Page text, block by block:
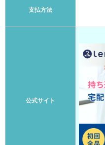
支払方法
公式サイト